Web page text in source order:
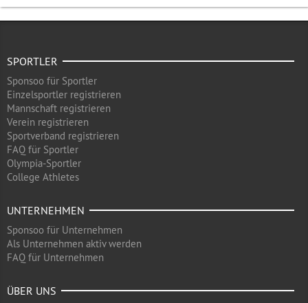
SPORTLER
Sponsoo für Sportler
Einzelsportler registrieren
Mannschaft registrieren
Verein registrieren
Sportverband registrieren
FAQ für Sportler
Olympia-Sportler
College Athletes
UNTERNEHMEN
Sponsoo für Unternehmen
Als Unternehmen aktiv werden
FAQ für Unternehmen
ÜBER UNS